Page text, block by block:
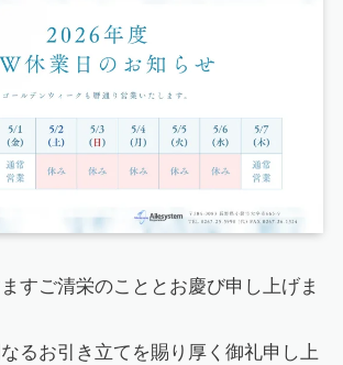
すご清栄のこととお慶び申し上げま
るお引き立てを賜り厚く御礼申し上